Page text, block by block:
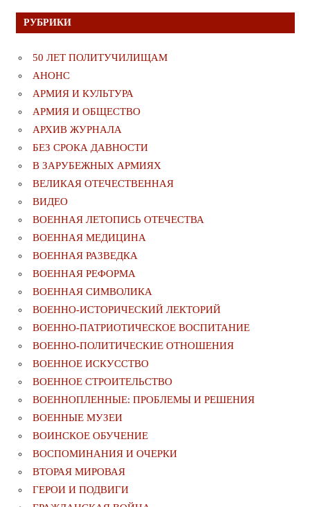
РУБРИКИ
50 ЛЕТ ПОЛИТУЧИЛИЩАМ
АНОНС
АРМИЯ И КУЛЬТУРА
АРМИЯ И ОБЩЕСТВО
АРХИВ ЖУРНАЛА
БЕЗ СРОКА ДАВНОСТИ
В ЗАРУБЕЖНЫХ АРМИЯХ
ВЕЛИКАЯ ОТЕЧЕСТВЕННАЯ
ВИДЕО
ВОЕННАЯ ЛЕТОПИСЬ ОТЕЧЕСТВА
ВОЕННАЯ МЕДИЦИНА
ВОЕННАЯ РАЗВЕДКА
ВОЕННАЯ РЕФОРМА
ВОЕННАЯ СИМВОЛИКА
ВОЕННО-ИСТОРИЧЕСКИЙ ЛЕКТОРИЙ
ВОЕННО-ПАТРИОТИЧЕСКОЕ ВОСПИТАНИЕ
ВОЕННО-ПОЛИТИЧЕСКИE ОТНОШЕНИЯ
ВОЕННОЕ ИСКУССТВО
ВОЕННОЕ СТРОИТЕЛЬСТВО
ВОЕННОПЛЕННЫЕ: ПРОБЛЕМЫ И РЕШЕНИЯ
ВОЕННЫЕ МУЗЕИ
ВОИНСКОЕ ОБУЧЕНИЕ
ВОСПОМИНАНИЯ И ОЧЕРКИ
ВТОРАЯ МИРОВАЯ
ГЕРОИ И ПОДВИГИ